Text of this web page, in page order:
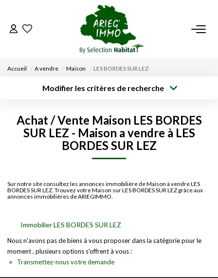
ACCUEIL
DÉPOSEZ VOTRE RECHERCHE
CONTACT
Accueil A vendre Maison LES BORDES SUR LEZ
Modifier les critères de recherche
Sélectionnez...
Type de bien
Budget max
Achat / Vente Maison LES BORDES
SUR LEZ - Maison a vendre à LES
BORDES SUR LEZ
Sur notre site consultez les annonces immobilière de Maison à vendre LES
BORDES SUR LEZ. Trouvez votre Maison sur LES BORDES SUR LEZ grâce aux
annonces immobilières de ARIEGIMMO.
Immobilier LES BORDES SUR LEZ
Nous n'avons pas de biens à vous proposer dans la catégorie pour le
moment , plusieurs options s'offrent à vous :
Transmettez-nous votre demande